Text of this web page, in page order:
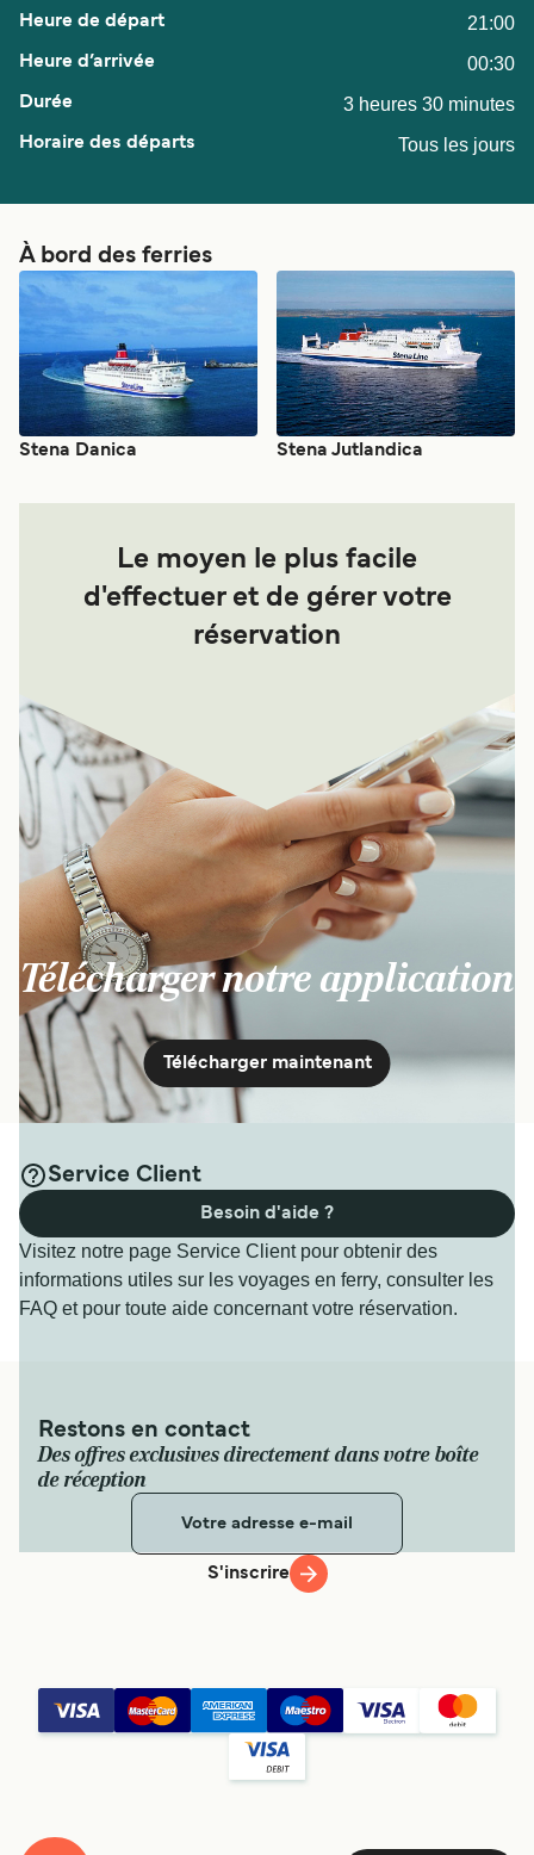
21:00
00:30
3 heures 30 minutes
Tous les jours
À bord des ferries
Stena Danica Stena Jutlandica
Le moyen le plus facile
d'effectuer et de gérer votre
réservation
Télécharger notre application
Télécharger maintenant
Service Client
Visitez notre page Service Client pour obtenir des
informations utiles sur les voyages en ferry, consulter les
FAQ et pour toute aide concernant votre réservation.
Besoin d'aide ?
Restons en contact
Des offres exclusives directement dans votre boîte
de réception
S'inscrire